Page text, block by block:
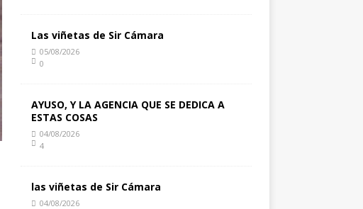
Las viñetas de Sir Cámara
05/08/2026
0
AYUSO, Y LA AGENCIA QUE SE DEDICA A
ESTAS COSAS
04/08/2026
4
las viñetas de Sir Cámara
04/08/2026